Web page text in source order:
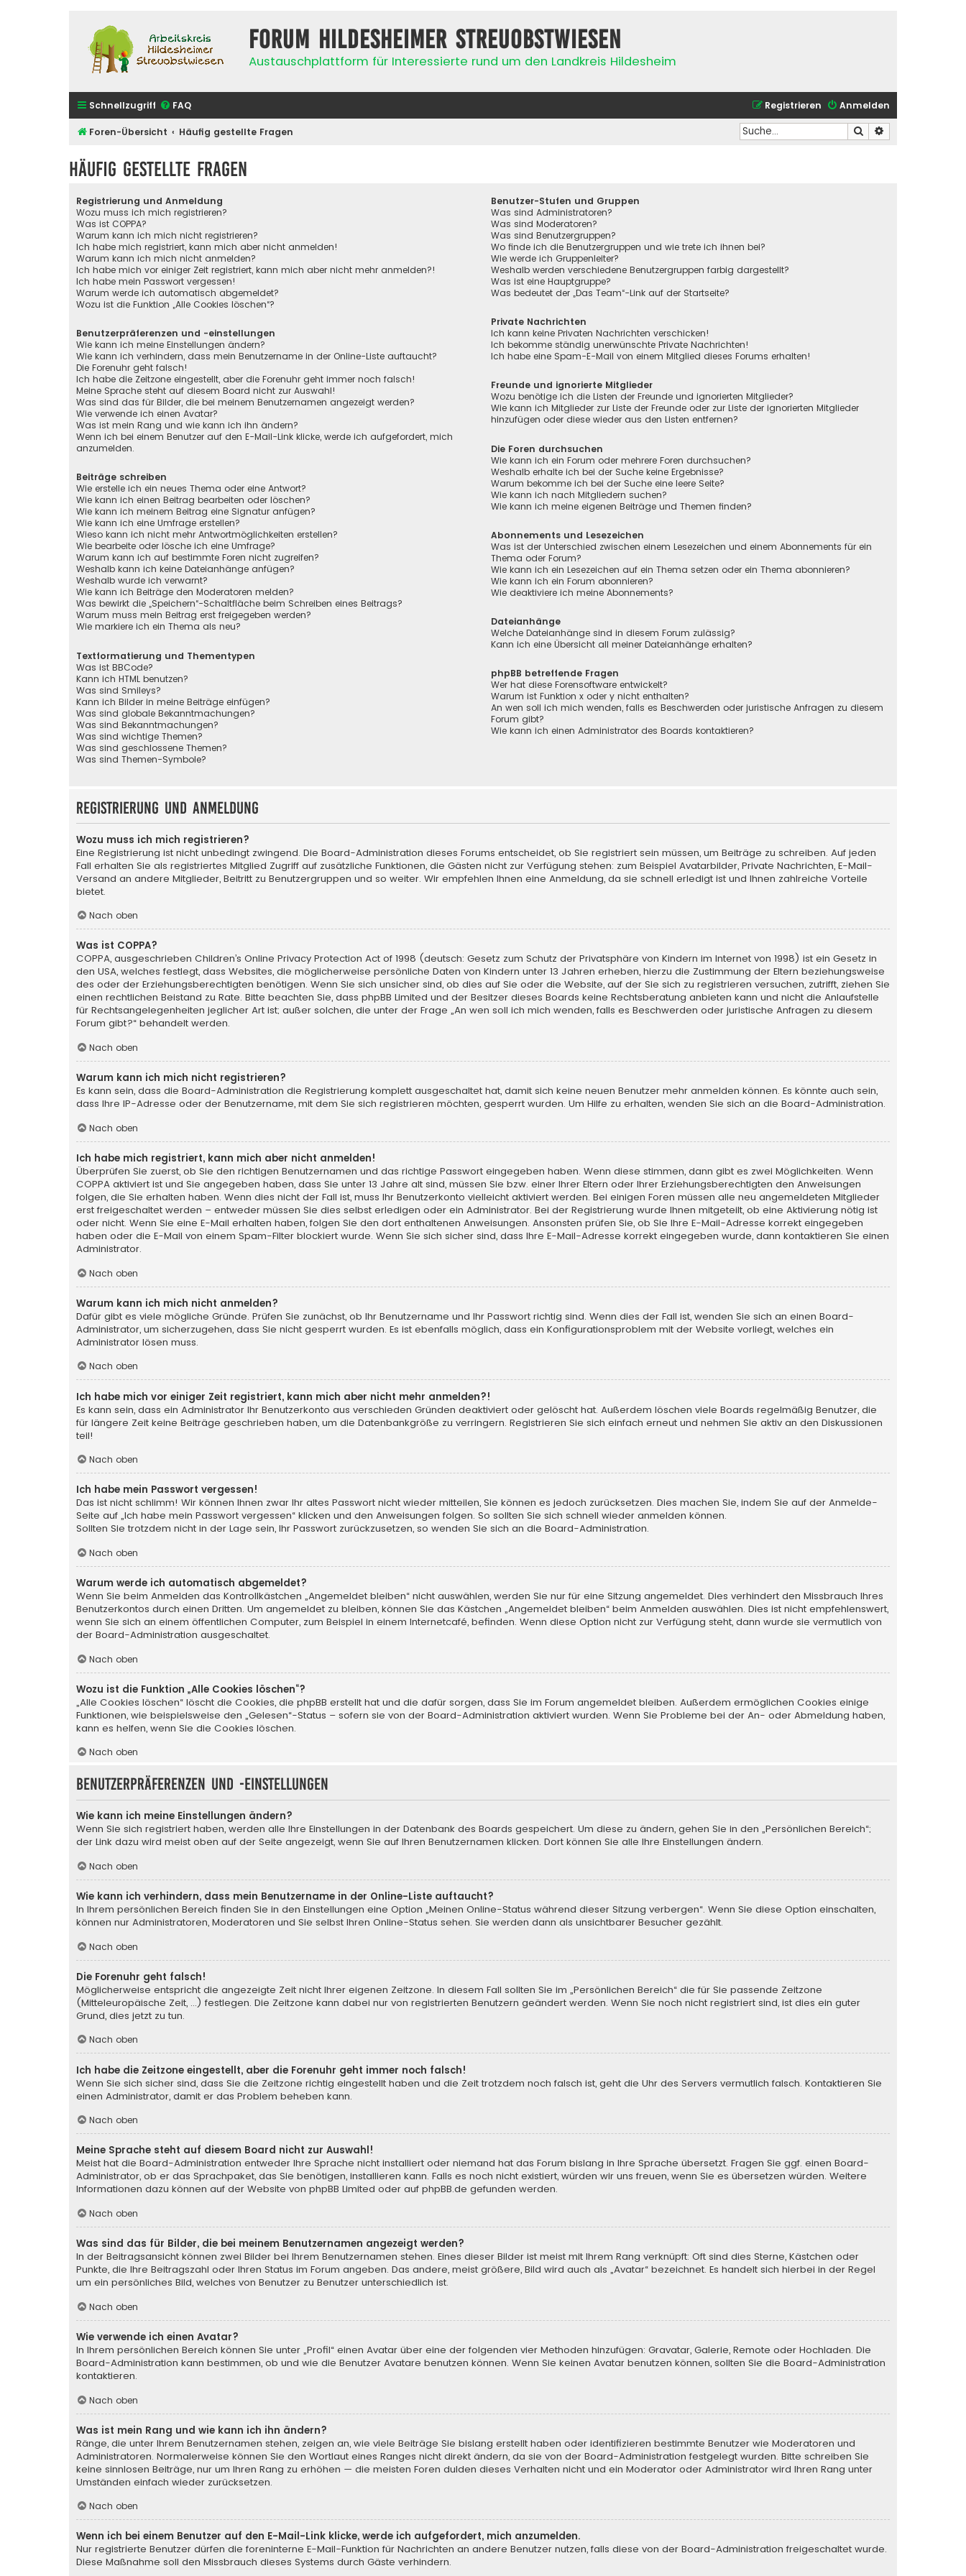
Forum Hildesheimer Streuobstwiesen
Austauschplattform für Interessierte rund um den Landkreis Hildesheim
Schnellzugriff FAQ Anmelden
Registrieren
Foren-Übersicht Häufig gestellte Fragen Suche
Häufig gestellte Fragen
Registrierung und Anmeldung
Wozu muss ich mich registrieren?
Was ist COPPA?
Warum kann ich mich nicht registrieren?
Ich habe mich registriert, kann mich aber nicht anmelden!
Warum kann ich mich nicht anmelden?
Ich habe mich vor einiger Zeit registriert, kann mich aber nicht mehr anmelden?!
Ich habe mein Passwort vergessen!
Warum werde ich automatisch abgemeldet?
Wozu ist die Funktion „Alle Cookies löschen“?
Benutzerpräferenzen und -einstellungen
Wie kann ich meine Einstellungen ändern?
Wie kann ich verhindern, dass mein Benutzername in der Online-Liste auftaucht?
Die Forenuhr geht falsch!
Ich habe die Zeitzone eingestellt, aber die Forenuhr geht immer noch falsch!
Meine Sprache steht auf diesem Board nicht zur Auswahl!
Was sind das für Bilder, die bei meinem Benutzernamen angezeigt werden?
Wie verwende ich einen Avatar?
Was ist mein Rang und wie kann ich ihn ändern?
Wenn ich bei einem Benutzer auf den E-Mail-Link klicke, werde ich aufgefordert, mich
anzumelden.
Beiträge schreiben
Wie erstelle ich ein neues Thema oder eine Antwort?
Wie kann ich einen Beitrag bearbeiten oder löschen?
Wie kann ich meinem Beitrag eine Signatur anfügen?
Wie kann ich eine Umfrage erstellen?
Wieso kann ich nicht mehr Antwortmöglichkeiten erstellen?
Wie bearbeite oder lösche ich eine Umfrage?
Warum kann ich auf bestimmte Foren nicht zugreifen?
Weshalb kann ich keine Dateianhänge anfügen?
Weshalb wurde ich verwarnt?
Wie kann ich Beiträge den Moderatoren melden?
Was bewirkt die „Speichern“-Schaltfläche beim Schreiben eines Beitrags?
Warum muss mein Beitrag erst freigegeben werden?
Wie markiere ich ein Thema als neu?
Textformatierung und Thementypen
Was ist BBCode?
Kann ich HTML benutzen?
Was sind Smileys?
Kann ich Bilder in meine Beiträge einfügen?
Was sind globale Bekanntmachungen?
Was sind Bekanntmachungen?
Was sind wichtige Themen?
Was sind geschlossene Themen?
Was sind Themen-Symbole?
Benutzer-Stufen und Gruppen
Was sind Administratoren?
Was sind Moderatoren?
Was sind Benutzergruppen?
Wo finde ich die Benutzergruppen und wie trete ich ihnen bei?
Wie werde ich Gruppenleiter?
Weshalb werden verschiedene Benutzergruppen farbig dargestellt?
Was ist eine Hauptgruppe?
Was bedeutet der „Das Team“-Link auf der Startseite?
Private Nachrichten
Ich kann keine Privaten Nachrichten verschicken!
Ich bekomme ständig unerwünschte Private Nachrichten!
Ich habe eine Spam-E-Mail von einem Mitglied dieses Forums erhalten!
Freunde und ignorierte Mitglieder
Wozu benötige ich die Listen der Freunde und ignorierten Mitglieder?
Wie kann ich Mitglieder zur Liste der Freunde oder zur Liste der ignorierten Mitglieder
hinzufügen oder diese wieder aus den Listen entfernen?
Die Foren durchsuchen
Wie kann ich ein Forum oder mehrere Foren durchsuchen?
Weshalb erhalte ich bei der Suche keine Ergebnisse?
Warum bekomme ich bei der Suche eine leere Seite?
Wie kann ich nach Mitgliedern suchen?
Wie kann ich meine eigenen Beiträge und Themen finden?
Abonnements und Lesezeichen
Was ist der Unterschied zwischen einem Lesezeichen und einem Abonnements für ein
Thema oder Forum?
Wie kann ich ein Lesezeichen auf ein Thema setzen oder ein Thema abonnieren?
Wie kann ich ein Forum abonnieren?
Wie deaktiviere ich meine Abonnements?
Dateianhänge
Welche Dateianhänge sind in diesem Forum zulässig?
Kann ich eine Übersicht all meiner Dateianhänge erhalten?
phpBB betreffende Fragen
Wer hat diese Forensoftware entwickelt?
Warum ist Funktion x oder y nicht enthalten?
An wen soll ich mich wenden, falls es Beschwerden oder juristische Anfragen zu diesem
Forum gibt?
Wie kann ich einen Administrator des Boards kontaktieren?
Registrierung und Anmeldung
Wozu muss ich mich registrieren?
Eine Registrierung ist nicht unbedingt zwingend. Die Board-Administration dieses Forums entscheidet, ob Sie registriert sein müssen, um Beiträge zu schreiben. Auf jeden
Fall erhalten Sie als registriertes Mitglied Zugriff auf zusätzliche Funktionen, die Gästen nicht zur Verfügung stehen: zum Beispiel Avatarbilder, Private Nachrichten, E-Mail-
Versand an andere Mitglieder, Beitritt zu Benutzergruppen und so weiter. Wir empfehlen Ihnen eine Anmeldung, da sie schnell erledigt ist und Ihnen zahlreiche Vorteile
bietet.
Nach oben
Was ist COPPA?
COPPA, ausgeschrieben Children’s Online Privacy Protection Act of 1998 (deutsch: Gesetz zum Schutz der Privatsphäre von Kindern im Internet von 1998) ist ein Gesetz in
den USA, welches festlegt, dass Websites, die möglicherweise persönliche Daten von Kindern unter 13 Jahren erheben, hierzu die Zustimmung der Eltern beziehungsweise
des oder der Erziehungsberechtigten benötigen. Wenn Sie sich unsicher sind, ob dies auf Sie oder die Website, auf der Sie sich zu registrieren versuchen, zutrifft, ziehen Sie
einen rechtlichen Beistand zu Rate. Bitte beachten Sie, dass phpBB Limited und der Besitzer dieses Boards keine Rechtsberatung anbieten kann und nicht die Anlaufstelle
für Rechtsangelegenheiten jeglicher Art ist; außer solchen, die unter der Frage „An wen soll ich mich wenden, falls es Beschwerden oder juristische Anfragen zu diesem
Forum gibt?“ behandelt werden.
Nach oben
Warum kann ich mich nicht registrieren?
Es kann sein, dass die Board-Administration die Registrierung komplett ausgeschaltet hat, damit sich keine neuen Benutzer mehr anmelden können. Es könnte auch sein,
dass Ihre IP-Adresse oder der Benutzername, mit dem Sie sich registrieren möchten, gesperrt wurden. Um Hilfe zu erhalten, wenden Sie sich an die Board-Administration.
Nach oben
Ich habe mich registriert, kann mich aber nicht anmelden!
Überprüfen Sie zuerst, ob Sie den richtigen Benutzernamen und das richtige Passwort eingegeben haben. Wenn diese stimmen, dann gibt es zwei Möglichkeiten. Wenn
COPPA aktiviert ist und Sie angegeben haben, dass Sie unter 13 Jahre alt sind, müssen Sie bzw. einer Ihrer Eltern oder Ihrer Erziehungsberechtigten den Anweisungen
folgen, die Sie erhalten haben. Wenn dies nicht der Fall ist, muss Ihr Benutzerkonto vielleicht aktiviert werden. Bei einigen Foren müssen alle neu angemeldeten Mitglieder
erst freigeschaltet werden – entweder müssen Sie dies selbst erledigen oder ein Administrator. Bei der Registrierung wurde Ihnen mitgeteilt, ob eine Aktivierung nötig ist
oder nicht. Wenn Sie eine E-Mail erhalten haben, folgen Sie den dort enthaltenen Anweisungen. Ansonsten prüfen Sie, ob Sie Ihre E-Mail-Adresse korrekt eingegeben
haben oder die E-Mail von einem Spam-Filter blockiert wurde. Wenn Sie sich sicher sind, dass Ihre E-Mail-Adresse korrekt eingegeben wurde, dann kontaktieren Sie einen
Administrator.
Nach oben
Warum kann ich mich nicht anmelden?
Dafür gibt es viele mögliche Gründe. Prüfen Sie zunächst, ob Ihr Benutzername und Ihr Passwort richtig sind. Wenn dies der Fall ist, wenden Sie sich an einen Board-
Administrator, um sicherzugehen, dass Sie nicht gesperrt wurden. Es ist ebenfalls möglich, dass ein Konfigurationsproblem mit der Website vorliegt, welches ein
Administrator lösen muss.
Nach oben
Ich habe mich vor einiger Zeit registriert, kann mich aber nicht mehr anmelden?!
Es kann sein, dass ein Administrator Ihr Benutzerkonto aus verschieden Gründen deaktiviert oder gelöscht hat. Außerdem löschen viele Boards regelmäßig Benutzer, die
für längere Zeit keine Beiträge geschrieben haben, um die Datenbankgröße zu verringern. Registrieren Sie sich einfach erneut und nehmen Sie aktiv an den Diskussionen
teil!
Nach oben
Ich habe mein Passwort vergessen!
Das ist nicht schlimm! Wir können Ihnen zwar Ihr altes Passwort nicht wieder mitteilen, Sie können es jedoch zurücksetzen. Dies machen Sie, indem Sie auf der Anmelde-
Seite auf „Ich habe mein Passwort vergessen“ klicken und den Anweisungen folgen. So sollten Sie sich schnell wieder anmelden können.
Sollten Sie trotzdem nicht in der Lage sein, Ihr Passwort zurückzusetzen, so wenden Sie sich an die Board-Administration.
Nach oben
Warum werde ich automatisch abgemeldet?
Wenn Sie beim Anmelden das Kontrollkästchen „Angemeldet bleiben“ nicht auswählen, werden Sie nur für eine Sitzung angemeldet. Dies verhindert den Missbrauch Ihres
Benutzerkontos durch einen Dritten. Um angemeldet zu bleiben, können Sie das Kästchen „Angemeldet bleiben“ beim Anmelden auswählen. Dies ist nicht empfehlenswert,
wenn Sie sich an einem öffentlichen Computer, zum Beispiel in einem Internetcafé, befinden. Wenn diese Option nicht zur Verfügung steht, dann wurde sie vermutlich von
der Board-Administration ausgeschaltet.
Nach oben
Wozu ist die Funktion „Alle Cookies löschen“?
„Alle Cookies löschen“ löscht die Cookies, die phpBB erstellt hat und die dafür sorgen, dass Sie im Forum angemeldet bleiben. Außerdem ermöglichen Cookies einige
Funktionen, wie beispielsweise den „Gelesen“-Status – sofern sie von der Board-Administration aktiviert wurden. Wenn Sie Probleme bei der An- oder Abmeldung haben,
kann es helfen, wenn Sie die Cookies löschen.
Nach oben
Benutzerpräferenzen und -einstellungen
Wie kann ich meine Einstellungen ändern?
Wenn Sie sich registriert haben, werden alle Ihre Einstellungen in der Datenbank des Boards gespeichert. Um diese zu ändern, gehen Sie in den „Persönlichen Bereich“;
der Link dazu wird meist oben auf der Seite angezeigt, wenn Sie auf Ihren Benutzernamen klicken. Dort können Sie alle Ihre Einstellungen ändern.
Nach oben
Wie kann ich verhindern, dass mein Benutzername in der Online-Liste auftaucht?
In Ihrem persönlichen Bereich finden Sie in den Einstellungen eine Option „Meinen Online-Status während dieser Sitzung verbergen“. Wenn Sie diese Option einschalten,
können nur Administratoren, Moderatoren und Sie selbst Ihren Online-Status sehen. Sie werden dann als unsichtbarer Besucher gezählt.
Nach oben
Die Forenuhr geht falsch!
Möglicherweise entspricht die angezeigte Zeit nicht Ihrer eigenen Zeitzone. In diesem Fall sollten Sie im „Persönlichen Bereich“ die für Sie passende Zeitzone
(Mitteleuropäische Zeit, ...) festlegen. Die Zeitzone kann dabei nur von registrierten Benutzern geändert werden. Wenn Sie noch nicht registriert sind, ist dies ein guter
Grund, dies jetzt zu tun.
Nach oben
Ich habe die Zeitzone eingestellt, aber die Forenuhr geht immer noch falsch!
Wenn Sie sich sicher sind, dass Sie die Zeitzone richtig eingestellt haben und die Zeit trotzdem noch falsch ist, geht die Uhr des Servers vermutlich falsch. Kontaktieren Sie
einen Administrator, damit er das Problem beheben kann.
Nach oben
Meine Sprache steht auf diesem Board nicht zur Auswahl!
Meist hat die Board-Administration entweder Ihre Sprache nicht installiert oder niemand hat das Forum bislang in Ihre Sprache übersetzt. Fragen Sie ggf. einen Board-
Administrator, ob er das Sprachpaket, das Sie benötigen, installieren kann. Falls es noch nicht existiert, würden wir uns freuen, wenn Sie es übersetzen würden. Weitere
Informationen dazu können auf der Website von phpBB Limited oder auf phpBB.de gefunden werden.
Nach oben
Was sind das für Bilder, die bei meinem Benutzernamen angezeigt werden?
In der Beitragsansicht können zwei Bilder bei Ihrem Benutzernamen stehen. Eines dieser Bilder ist meist mit Ihrem Rang verknüpft: Oft sind dies Sterne, Kästchen oder
Punkte, die Ihre Beitragszahl oder Ihren Status im Forum angeben. Das andere, meist größere, Bild wird auch als „Avatar“ bezeichnet. Es handelt sich hierbei in der Regel
um ein persönliches Bild, welches von Benutzer zu Benutzer unterschiedlich ist.
Nach oben
Wie verwende ich einen Avatar?
In Ihrem persönlichen Bereich können Sie unter „Profil“ einen Avatar über eine der folgenden vier Methoden hinzufügen: Gravatar, Galerie, Remote oder Hochladen. Die
Board-Administration kann bestimmen, ob und wie die Benutzer Avatare benutzen können. Wenn Sie keinen Avatar benutzen können, sollten Sie die Board-Administration
kontaktieren.
Nach oben
Was ist mein Rang und wie kann ich ihn ändern?
Ränge, die unter Ihrem Benutzernamen stehen, zeigen an, wie viele Beiträge Sie bislang erstellt haben oder identifizieren bestimmte Benutzer wie Moderatoren und
Administratoren. Normalerweise können Sie den Wortlaut eines Ranges nicht direkt ändern, da sie von der Board-Administration festgelegt wurden. Bitte schreiben Sie
keine sinnlosen Beiträge, nur um Ihren Rang zu erhöhen — die meisten Foren dulden dieses Verhalten nicht und ein Moderator oder Administrator wird Ihren Rang unter
Umständen einfach wieder zurücksetzen.
Nach oben
Wenn ich bei einem Benutzer auf den E-Mail-Link klicke, werde ich aufgefordert, mich anzumelden.
Nur registrierte Benutzer dürfen die foreninterne E-Mail-Funktion für Nachrichten an andere Benutzer nutzen, falls diese von der Board-Administration freigeschaltet wurde.
Diese Maßnahme soll den Missbrauch dieses Systems durch Gäste verhindern.